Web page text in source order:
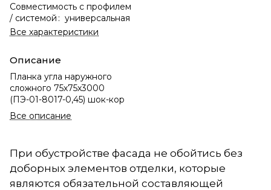
Совместимость с профилем
/ системой : универсальная
Все характеристики
Описание
Планка угла наружного
сложного 75х75х3000
(ПЭ-01-8017-0,45) шок-кор
Все описание
При обустройстве фасада не обойтись без
доборных элементов отделки, которые
являются обязательной составляющей